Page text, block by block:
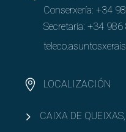
Conserxería: +34
Secretaría: +34 986
LOCALIZACIÓN
CAIXA DE